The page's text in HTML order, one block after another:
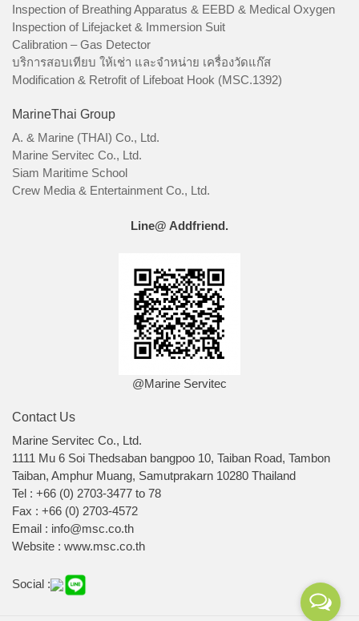
Inspection of Breathing Apparatus & EEBD & Medical Oxygen
Inspection of Lifejacket & Immersion Suit
Calibration – Gas Detector
บริการสอบเทียบ ให้เช่า และจำหน่าย เครื่องวัดแก๊ส
Modification & Retrofit of Lifeboat Hook (MSC.1392)
MarineThai Group
A. & Marine (THAI) Co., Ltd.
Marine Servitec Co., Ltd.
Siam Maritime School
Crew Media & Entertainment Co., Ltd.
Line@ Addfriend.
@Marine Servitec
Contact Us
Marine Servitec Co., Ltd.
1111 Mu 6 Soi Thedsaban bangpoo 10, Taiban Road, Tambon
Taiban, Amphur Muang, Samutprakarn 10280 Thailand
Tel : +66 (0) 2703-3477 to 78
Fax : +66 (0) 2703-4572
Email : info@msc.co.th
Website : www.msc.co.th
Social :